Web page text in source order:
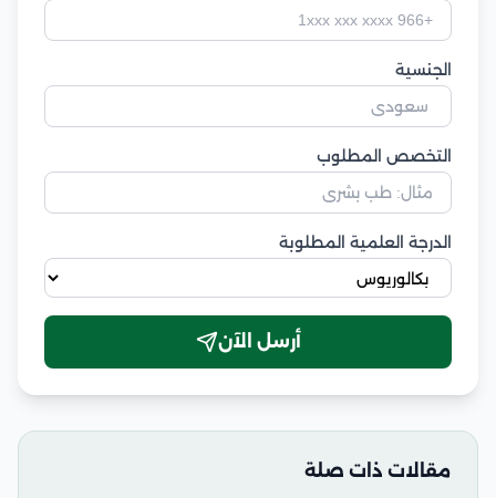
الجنسية
التخصص المطلوب
الدرجة العلمية المطلوبة
أرسل الآن
مقالات ذات صلة